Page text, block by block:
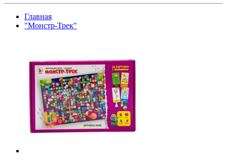
Главная
"Монстр-Трек"